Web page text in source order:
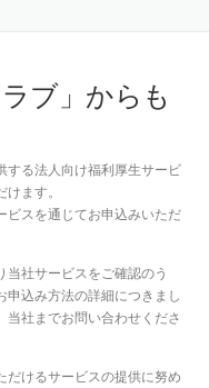
ブ」からも
する法人向け福利厚生サービ
けます。
ビスを通じてお申込みいただ
当社サービスをご確認のう
申込み方法の詳細につきまし
当社までお問い合わせくださ
だけるサービスの提供に努め